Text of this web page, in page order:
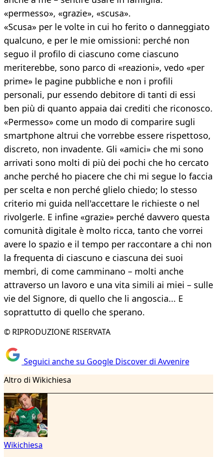
«permesso», «grazie», «scusa».
«Scusa» per le volte in cui ho ferito o danneggiato
qualcuno, e per le mie omissioni: perché non
seguo il profilo di ciascuno come ciascuno
meriterebbe, sono parco di «reazioni», vedo «per
prime» le pagine pubbliche e non i profili
personali, pur essendo debitore di tanti di essi
ben più di quanto appaia dai crediti che riconosco.
«Permesso» come un modo di comparire sugli
smartphone altrui che vorrebbe essere rispettoso,
discreto, non invadente. Gli «amici» che mi sono
arrivati sono molti di più dei pochi che ho cercato
anche perché ho piacere che chi mi segue lo faccia
per scelta e non perché glielo chiedo; lo stesso
criterio mi guida nell'accettare le richieste o nel
rivolgerle. E infine «grazie» perché davvero questa
comunità digitale è molto ricca, tanto che vorrei
avere lo spazio e il tempo per raccontare a chi non
la frequenta di ciascuno e ciascuna dei suoi
membri, di come camminano – molti anche
attraverso un lavoro e una vita simili ai miei – sulle
vie del Signore, di quello che li angoscia... E
soprattutto di quello che sperano.
© RIPRODUZIONE RISERVATA
Seguici anche su Google Discover di Avvenire
Altro di Wikichiesa
Wikichiesa